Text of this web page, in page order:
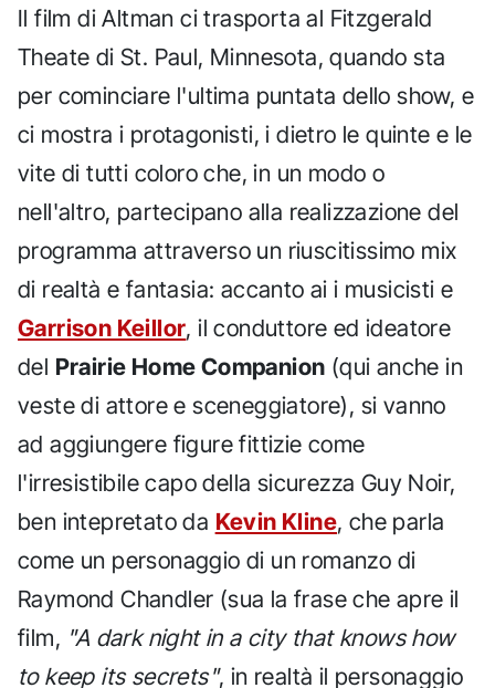
Il film di Altman ci trasporta al Fitzgerald
Theate di St. Paul, Minnesota, quando sta
per cominciare l'ultima puntata dello show, e
ci mostra i protagonisti, i dietro le quinte e le
vite di tutti coloro che, in un modo o
nell'altro, partecipano alla realizzazione del
programma attraverso un riuscitissimo mix
di realtà e fantasia: accanto ai i musicisti e
Garrison Keillor, il conduttore ed ideatore
del Prairie Home Companion (qui anche in
veste di attore e sceneggiatore), si vanno
ad aggiungere figure fittizie come
l'irresistibile capo della sicurezza Guy Noir,
ben intepretato da Kevin Kline, che parla
come un personaggio di un romanzo di
Raymond Chandler (sua la frase che apre il
film, "A dark night in a city that knows how
to keep its secrets", in realtà il personaggio